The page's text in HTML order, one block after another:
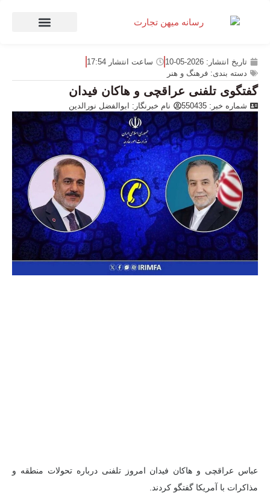
تاریخ انتشار: 2026-05-10 ساعت انتشار 17:54
دسته بندی: فرهنگ و هنر
گفتگوی تلفنی عراقچی و هاکان فیدان
شماره خبر: 550435 نام خبرنگار: ابوالفضل نورالدین
عباس عراقچی و هاکان فیدان امروز تلفنی درباره تحولات منطقه و
مذاکرات با آمریکا گفتگو کردند.